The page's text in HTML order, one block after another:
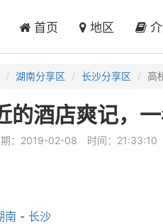
首页 地区 介
湖南分享区 长沙分享区 高
的酒店爽记，
期：2019-02-08 时间：21:33:10
南 - 长沙